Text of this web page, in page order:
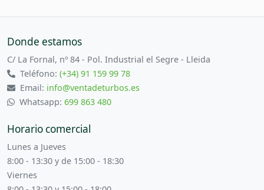
Donde estamos
C/ La Fornal, nº 84 - Pol. Industrial el Segre - Lleida
Teléfono:(+34) 91 159 99 78
Email: info@ventadeturbos.es
Whatsapp: 699 863 480
Horario comercial
Lunes a Jueves
8:00 - 13:30 y de 15:00 - 18:30
Viernes